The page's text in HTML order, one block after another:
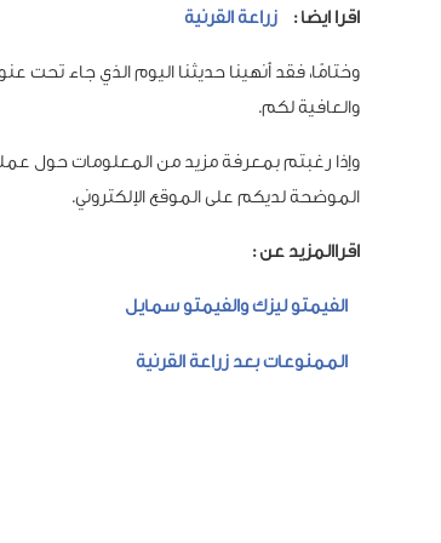
اقرا ايضا : زراعة القرنية
وختامًا، فقد أنهينا حديثنا اليوم الذي جاء تحت
والعافية لكم.
وإذا رغبتم بمعرفة مزيد من المعلومات حول
الموضحة لديكم على الموقع الإلكتروني.
اقراالمزيد عن :
الفيمتو ليزك والفيمتو سمايل
الممنوعات بعد زراعة القرنية